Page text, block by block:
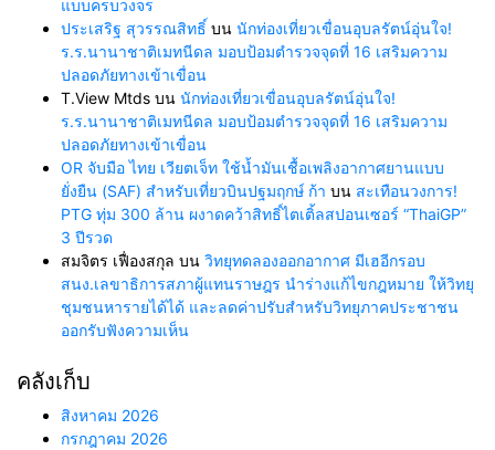
แบบครบวงจร
ประเสริฐ สุวรรณสิทธิ์ บน นักท่องเที่ยวเขื่อนอุบลรัตน์อุ่นใจ!
ร.ร.นานาชาติเมทนีดล มอบป้อมตำรวจจุดที่ 16 เสริมความ
ปลอดภัยทางเข้าเขื่อน
T.View Mtds บน นักท่องเที่ยวเขื่อนอุบลรัตน์อุ่นใจ!
ร.ร.นานาชาติเมทนีดล มอบป้อมตำรวจจุดที่ 16 เสริมความ
ปลอดภัยทางเข้าเขื่อน
OR จับมือ ไทย เวียตเจ็ท ใช้น้ำมันเชื้อเพลิงอากาศยานแบบ
ยั่งยืน (SAF) สำหรับเที่ยวบินปฐมฤกษ์ ก้า บน สะเทือนวงการ!
PTG ทุ่ม 300 ล้าน ผงาดคว้าสิทธิ์ไตเติ้ลสปอนเซอร์ “ThaiGP”
3 ปีรวด
สมจิตร เฟื่องสกุล บน วิทยุทดลองออกอากาศ มีเฮอีกรอบ
สนง.เลขาธิการสภาผู้แทนราษฎร นำร่างแก้ไขกฎหมาย ให้วิทยุ
ชุมชนหารายได้ได้ และลดค่าปรับสำหรับวิทยุภาคประชาชน
ออกรับฟังความเห็น
คลังเก็บ
สิงหาคม 2026
กรกฎาคม 2026